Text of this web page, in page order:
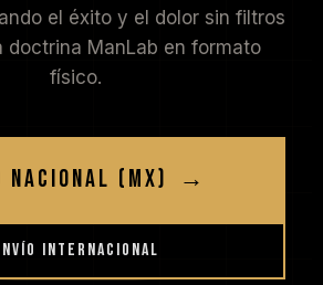
el éxito y el dolor sin filtros
doctrina ManLab en formato
físico.
NACIONAL (MX) →
INTERNACIONAL